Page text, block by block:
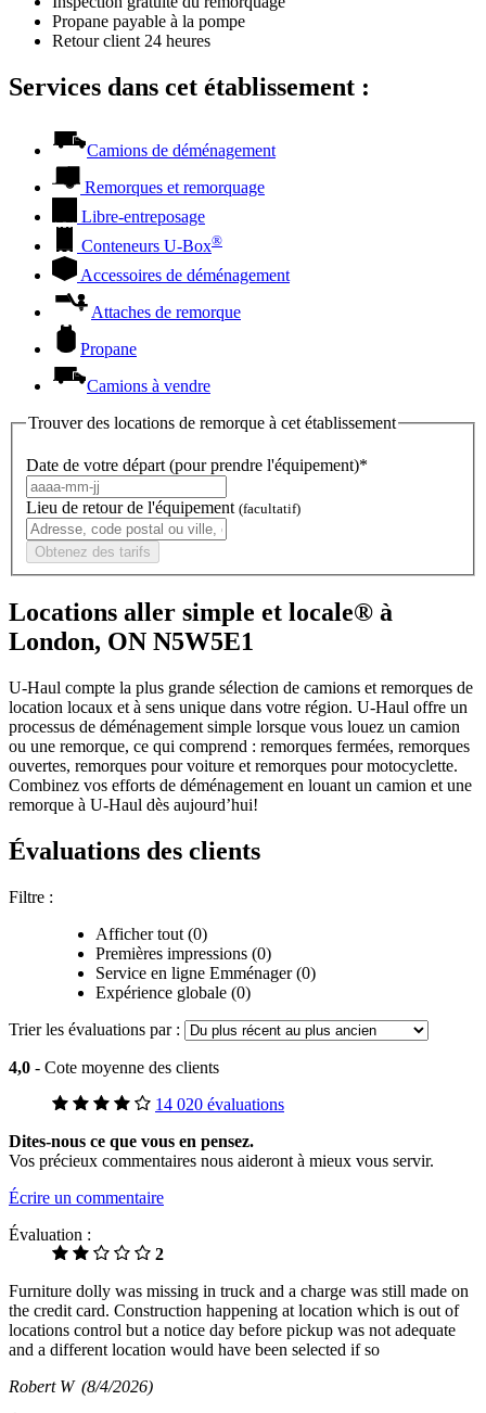
Propane payable à la pompe
Retour client 24 heures
Services dans cet établissement :
Camions de déménagement
Remorques et remorquage
Libre-entreposage
Conteneurs U-Box®
Accessoires de déménagement
Attaches de remorque
Propane
Camions à vendre
Trouver des locations de remorque à cet établissement
Date de votre départ (pour prendre l'équipement)*
Lieu de retour de l'équipement (facultatif)
Obtenez des tarifs
Locations aller simple et locale® à
London, ON N5W5E1
U-Haul compte la plus grande sélection de camions et remorques de
location locaux et à sens unique dans votre région. U-Haul offre un
processus de déménagement simple lorsque vous louez un camion
ou une remorque, ce qui comprend : remorques fermées, remorques
ouvertes, remorques pour voiture et remorques pour motocyclette.
Combinez vos efforts de déménagement en louant un camion et une
remorque à U-Haul dès aujourd’hui!
Évaluations des clients
Filtre :
Afficher tout (0)
Premières impressions (0)
Service en ligne Emménager (0)
Expérience globale (0)
Trier les évaluations par :
4,0 - Cote moyenne des clients
14 020 évaluations
Dites-nous ce que vous en pensez.
Vos précieux commentaires nous aideront à mieux vous servir.
Écrire un commentaire
Évaluation :
2
Furniture dolly was missing in truck and a charge was still made on
the credit card. Construction happening at location which is out of
locations control but a notice day before pickup was not adequate
and a different location would have been selected if so
Robert W (8/4/2026)